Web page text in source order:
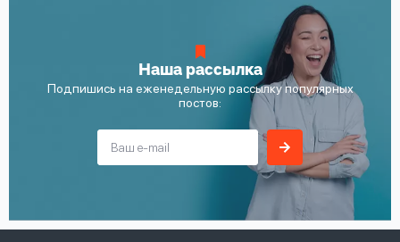
Наша рассылка
Подпишись на еженедельную рассылку популярных
постов: